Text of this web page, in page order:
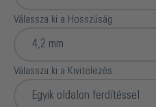
Válassza ki a Hosszúság.
4,2 mm
Válassza ki a Kivitelezés.
Egyik oldalon ferdítéssel